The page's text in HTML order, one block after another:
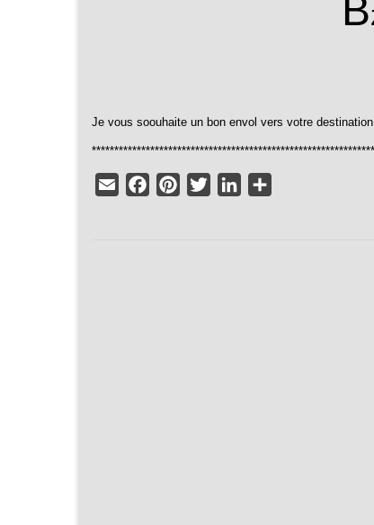
B
Je vous soouhaite un bon envol vers votre
Email FacebookPinterestTwitterLinkedIn